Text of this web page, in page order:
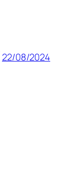
22/08/2024